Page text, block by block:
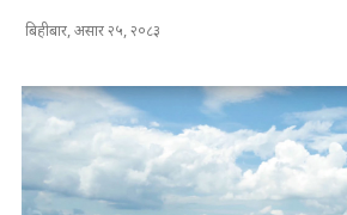
बिहीबार, असार २५, २०८३